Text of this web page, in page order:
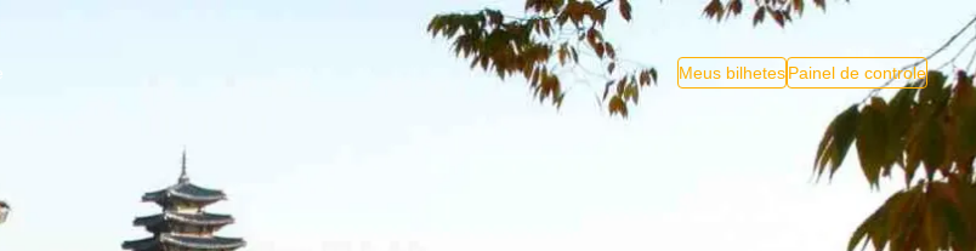
Meus bilhetesPainel de controle